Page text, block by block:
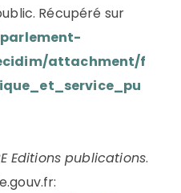
Récupéré sur
attachment/f
Editions publications.